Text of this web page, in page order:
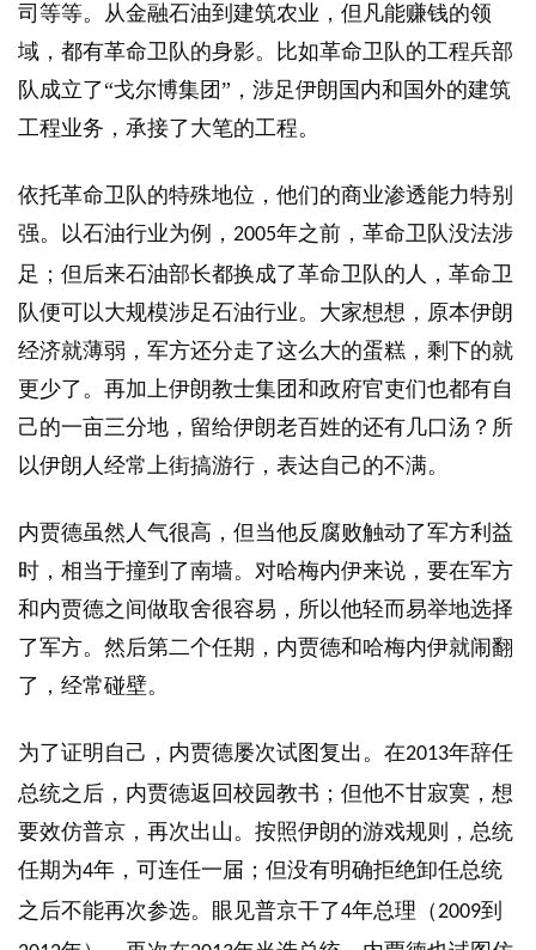
司等等。从金融石油到建筑农业，但凡能赚钱的领
域，都有革命卫队的身影。比如革命卫队的工程兵部
队成立了“戈尔博集团”，涉足伊朗国内和国外的建筑
工程业务，承接了大笔的工程。
依托革命卫队的特殊地位，他们的商业渗透能力特别
强。以石油行业为例， 2005年之前，革命卫队没法涉
足；但后来石油部长都换成了革命卫队的人，革命卫
队便可以大规模涉足石油行业。大家想想，原本伊朗
经济就薄弱，军方还分走了这么大的蛋糕，剩下的就
更少了。再加上伊朗教士集团和政府官吏们也都有自
己的一亩三分地，留给伊朗老百姓的还有几口汤？所
以伊朗人经常上街搞游行，表达自己的不满。
内贾德虽然人气很高，但当他反腐败触动了军方利益
时，相当于撞到了南墙。对哈梅内伊来说，要在军方
和内贾德之间做取舍很容易，所以他轻而易举地选择
了军方。然后第二个任期，内贾德和哈梅内伊就闹翻
了，经常碰壁。
为了证明自己，内贾德屡次试图复出。在2013年辞任
总统之后，内贾德返回校园教书；但他不甘寂寞，想
要效仿普京，再次出山。按照伊朗的游戏规则，总统
任期为4年，可连任一届；但没有明确拒绝卸任总统
之后不能再次参选。眼见普京干了4年总理（2009到